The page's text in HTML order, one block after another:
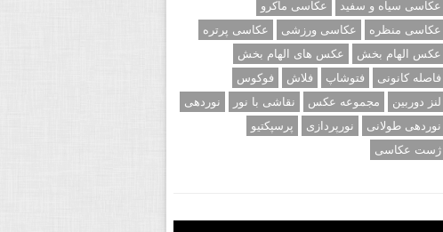
عکاسی سیاه و سفید
عکاسی ماکرو
عکاسی منظره
عکاسی ورزشی
عکاسی پرتره
عکس الهام بخش
عکس های الهام بخش
فاصله کانونی
فتوشاپ فلاش
فوکوس
لنز دوربین
مجموعه عکس نقاشی با نور
نوردهی
نوردهی طولانی
نورپردازی
پرسپکتیو
ژست عکاسی